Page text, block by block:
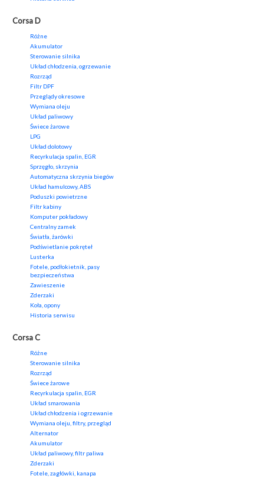
Corsa D
Różne
Akumulator
Sterowanie silnika
Układ chłodzenia, ogrzewanie
Rozrząd
Filtr DPF
Przeglądy okresowe
Wymiana oleju
Układ paliwowy
Świece żarowe
LPG
Układ dolotowy
Recyrkulacja spalin, EGR
Sprzęgło, skrzynia
Automatyczna skrzynia biegów
Układ hamulcowy, ABS
Poduszki powietrzne
Filtr kabiny
Komputer pokładowy
Centralny zamek
Światła, żarówki
Podświetlanie pokręteł
Lusterka
Fotele, podłokietnik, pasy
bezpieczeństwa
Zawieszenie
Zderzaki
Koła, opony
Historia serwisu
Corsa C
Różne
Sterowanie silnika
Rozrząd
Świece żarowe
Recyrkulacja spalin, EGR
Układ smarowania
Układ chłodzenia i ogrzewanie
Wymiana oleju, filtry, przegląd
Alternator
Akumulator
Układ paliwowy, filtr paliwa
Zderzaki
Fotele, zagłówki, kanapa